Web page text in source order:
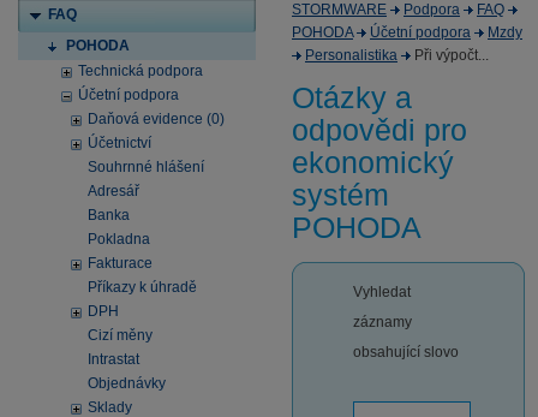
FAQ
POHODA
Technická podpora
Účetní podpora
Daňová evidence (0)
Účetnictví
Souhrnné hlášení
Adresář
Banka
Pokladna
Fakturace
Příkazy k úhradě
DPH
Cizí měny
Intrastat
Objednávky
Sklady
STORMWARE Podpora
FAQ
POHODA
Účetní podpora
Mzdy
Personalistika
Při výpočt...
Otázky a
odpovědi pro
ekonomický
systém
POHODA
Vyhledat
záznamy
obsahující slovo